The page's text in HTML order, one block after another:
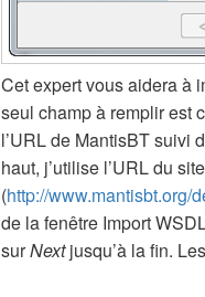
Cet expert vous aidera à
seul champ à remplir est
l’URL de MantisBT suivi
haut, j’utilise l’URL du
(http://www.mantisbt.org/
de la fenêtre Import
surNextjusqu’à la fin.